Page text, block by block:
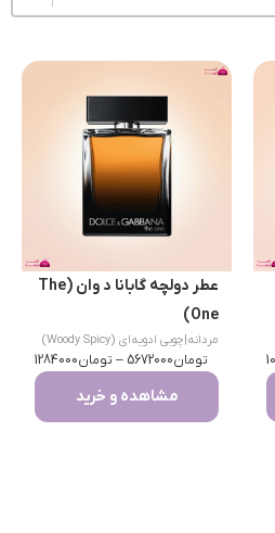
عطر دولچه گابانا د وان (The
One)
مردانه چوبی ادویه‌ای (Woody Spicy)
تومان5672000
– تومان1284000
مشاهده و خرید